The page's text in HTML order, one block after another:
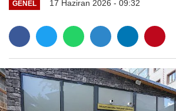
GENEL 17 Haziran 2026 - 09:32